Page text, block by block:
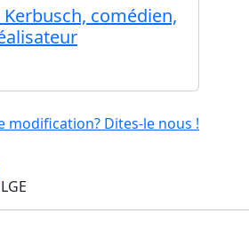
comédien,
modification? Dites-le nous !